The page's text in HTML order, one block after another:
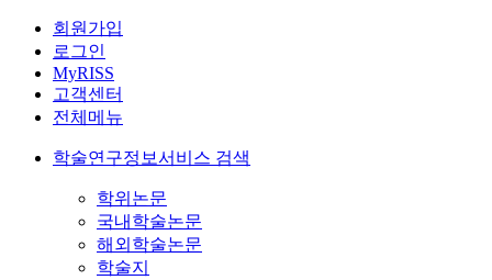
회원가입
로그인
MyRISS
고객센터
전체메뉴
학술연구정보서비스 검색
학위논문
국내학술논문
해외학술논문
학술지